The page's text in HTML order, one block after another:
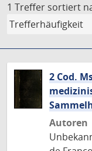
1 Treffer sortiert
2 Cod.
Autoren